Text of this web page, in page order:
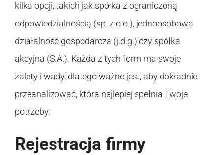
kilka opcji, takich jak spółka z ograniczoną
odpowiedzialnością (sp. z o.o.), jednoosobowa
działalność gospodarcza (j.d.g.) czy spółka
akcyjna (S.A.). Każda z tych form ma swoje
zalety i wady, dlatego ważne jest, aby dokładnie
przeanalizować, która najlepiej spełnia Twoje
potrzeby.
Rejestracja firmy